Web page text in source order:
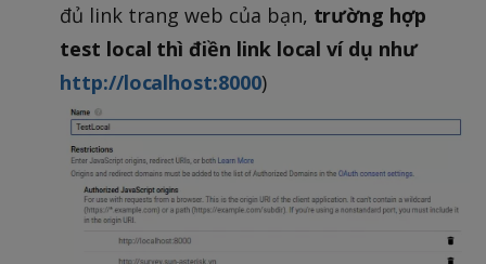
đủ link trang web của bạn, trường hợp
test local thì điền link local ví dụ như
http://localhost:8000)